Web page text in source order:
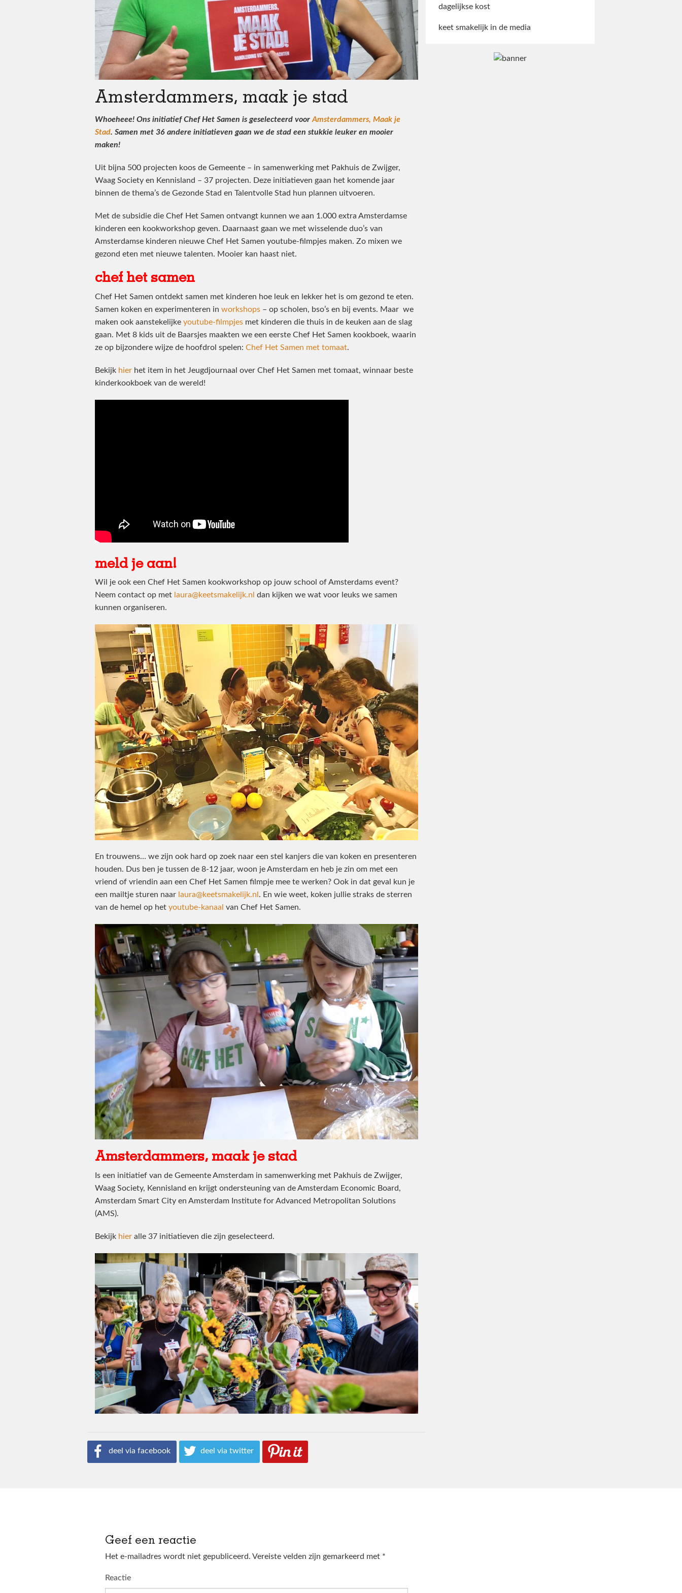
Amsterdammers, maak je stad
Whoeheee! Ons initiatief Chef Het Samen is geselecteerd voorAmsterdammers, Maak je
Stad. Samen met 36 andere initiatieven gaan we de stad een stukkie leuker en mooier
maken!
Uit bijna 500 projecten koos de Gemeente – in samenwerking met Pakhuis de Zwijger,
Waag Society en Kennisland – 37 projecten. Deze initiatieven gaan het komende jaar
binnen de thema’s de Gezonde Stad en Talentvolle Stad hun plannen uitvoeren.
Met de subsidie die Chef Het Samen ontvangt kunnen we aan 1.000 extra Amsterdamse
kinderen een kookworkshop geven. Daarnaast gaan we met wisselende duo’s van
Amsterdamse kinderen nieuwe Chef Het Samen youtube-filmpjes maken. Zo mixen we
gezond eten met nieuwe talenten. Mooier kan haast niet.
chef het samen
Chef Het Samen ontdekt samen met kinderen hoe leuk en lekker het is om gezond te eten.
Samen koken en experimenteren in workshops – op scholen, bso’s en bij events. Maar we
maken ook aanstekelijke youtube-filmpjes met kinderen die thuis in de keuken aan de slag
gaan. Met 8 kids uit de Baarsjes maakten we een eerste Chef Het Samen kookboek, waarin
ze op bijzondere wijze de hoofdrol spelen: Chef Het Samen met tomaat.
Bekijk hier het item in het Jeugdjournaal over Chef Het Samen met tomaat, winnaar beste
kinderkookboek van de wereld!
meld je aan!
Wil je ook een Chef Het Samen kookworkshop op jouw school of Amsterdams event?
Neem contact op met laura@keetsmakelijk.nl dan kijken we wat voor leuks we samen
kunnen organiseren.
En trouwens… we zijn ook hard op zoek naar een stel kanjers die van koken en presenteren
houden. Dus ben je tussen de 8-12 jaar, woon je Amsterdam en heb je zin om met een
vriend of vriendin aan een Chef Het Samen filmpje mee te werken? Ook in dat geval kun je
een mailtje sturen naar laura@keetsmakelijk.nl . En wie weet, koken jullie straks de sterren
van de hemel op het youtube-kanaal van Chef Het Samen.
Amsterdammers, maak je stad
Is een initiatief van de Gemeente Amsterdam in samenwerking met Pakhuis de Zwijger,
Waag Society, Kennisland en krijgt ondersteuning van de Amsterdam Economic Board,
Amsterdam Smart City en Amsterdam Institute for Advanced Metropolitan Solutions
(AMS).
Bekijk hier alle 37 initiatieven die zijn geselecteerd.
deel via facebook deel via twitter
dagelijkse kost
keet smakelijk in de media
Geef een reactie
Het e-mailadres wordt niet gepubliceerd. Vereiste velden zijn gemarkeerd met *
Reactie